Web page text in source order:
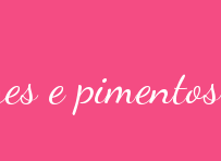
e pimentos